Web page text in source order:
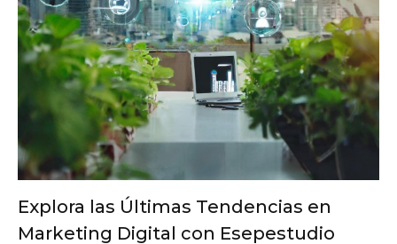
Explora las Últimas Tendencias en
Marketing Digital con Esepestudio